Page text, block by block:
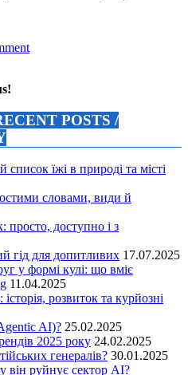
POSTS /
їжі в природі та місті
словами, види й
доступно і з
гід для допитливих 17.07.2025
у формі кулі: що вміє
11.04.2025
розвиток та курйозні
AI)? 25.02.2025
2025 року 24.02.2025
генералів? 30.01.2025
він руйнує сектор АІ?